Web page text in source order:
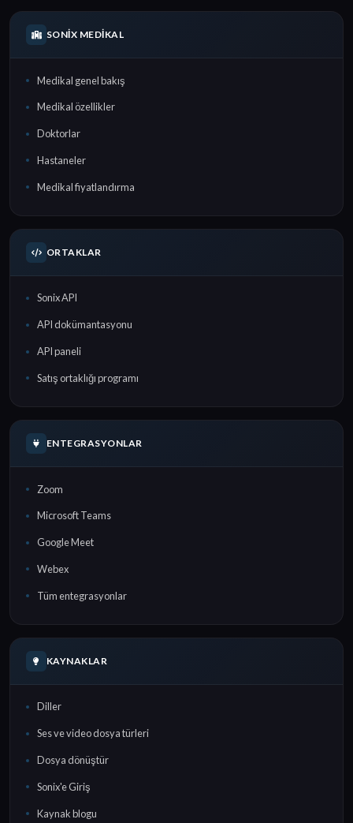
SONIX MEDIKAL
Medikal genel bakış
Medikal özellikler
Doktorlar
Hastaneler
Medikal fiyatlandırma
ORTAKLAR
Sonix API
API dokümantasyonu
API paneli
Satış ortaklığı programı
ENTEGRASYONLAR
Zoom
Microsoft Teams
Google Meet
Webex
Tüm entegrasyonlar
KAYNAKLAR
Diller
Ses ve video dosya türleri
Dosya dönüştür
Sonix'e Giriş
Kaynak blogu